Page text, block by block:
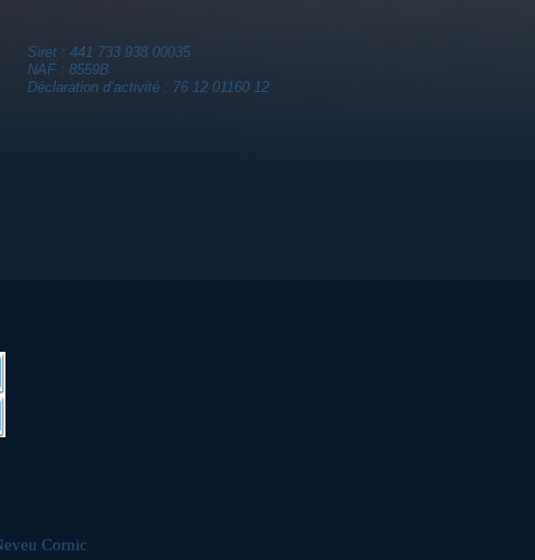
Siret : 441 733 938 00035
NAF : 8559B
Déclaration d’activité : 76 12 01160 12
Cornic